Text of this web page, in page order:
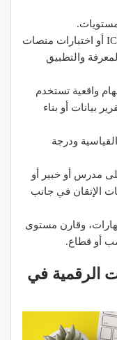
جرب الاختبارات المعتمدة مثل ICDL أو اختبارات منصات
والتطبيق
واقعية تستخدم
بيانات أو بناء
ودرجة
مدرس أو خبير أو
الإتقان في جانب
وقارن مستوى
أو قطاع.
الرقمية في